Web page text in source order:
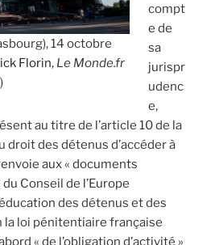
14 octobre
Florin, Le Monde.fr
compt
e de
sa
jurispr
udenc
e,
au titre de l’article 10 de la
droit des détenus d’accéder à
aux « documents
Conseil de l’Europe
des détenus et des
la loi pénitentiaire française
« de l’obligation d’activité »